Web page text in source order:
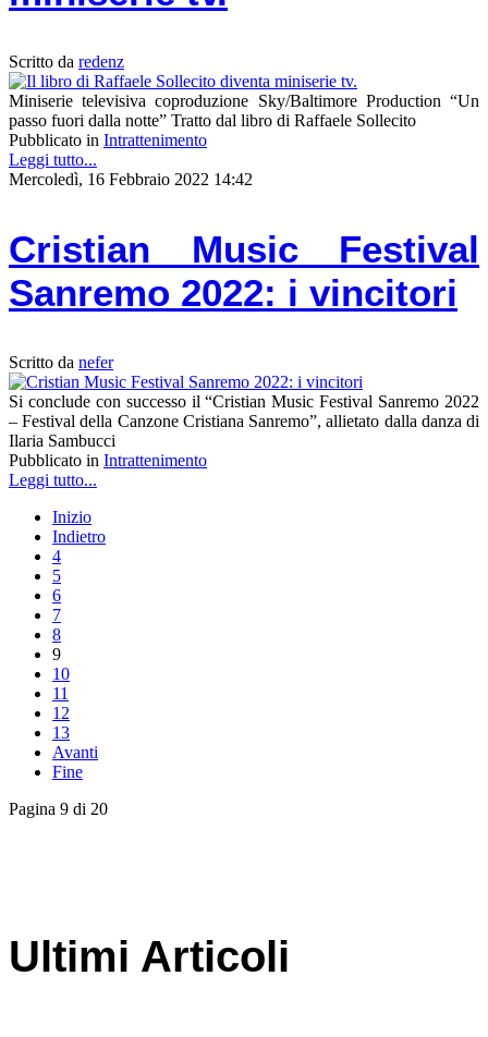
Scritto da redenz
Miniserie televisiva coproduzione Sky/Baltimore Production “Un
passo fuori dalla notte” Tratto dal libro di Raffaele Sollecito
Pubblicato in Intrattenimento
Leggi tutto...
Mercoledì, 16 Febbraio 2022 14:42
Cristian Music Festival
Sanremo 2022: i vincitori
Scritto da nefer
Si conclude con successo il “Cristian Music Festival Sanremo 2022
– Festival della Canzone Cristiana Sanremo”, allietato dalla danza di
Ilaria Sambucci
Pubblicato in Intrattenimento
Leggi tutto...
Inizio
Indietro
4
5
6
7
8
9
10
11
12
13
Avanti
Fine
Pagina 9 di 20
Ultimi Articoli